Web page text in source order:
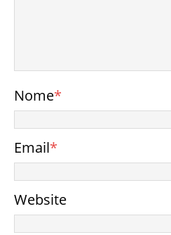
Nome*
Email*
Website